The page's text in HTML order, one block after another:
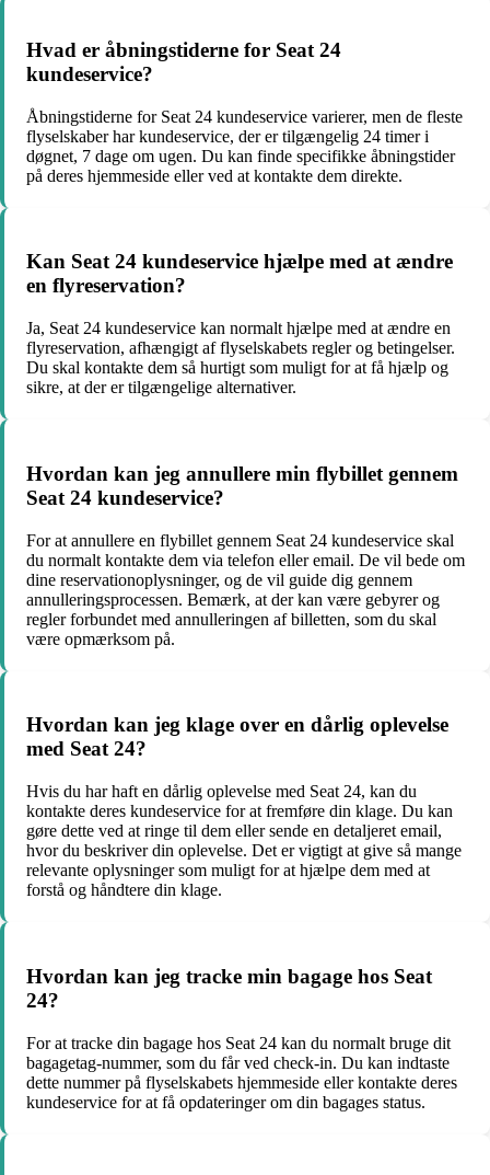
Hvad er åbningstiderne for Seat 24
kundeservice?
Åbningstiderne for Seat 24 kundeservice varierer, men de fleste
flyselskaber har kundeservice, der er tilgængelig 24 timer i
døgnet, 7 dage om ugen. Du kan finde specifikke åbningstider
på deres hjemmeside eller ved at kontakte dem direkte.
Kan Seat 24 kundeservice hjælpe med at ændre
en flyreservation?
Ja, Seat 24 kundeservice kan normalt hjælpe med at ændre en
flyreservation, afhængigt af flyselskabets regler og betingelser.
Du skal kontakte dem så hurtigt som muligt for at få hjælp og
sikre, at der er tilgængelige alternativer.
Hvordan kan jeg annullere min flybillet gennem
Seat 24 kundeservice?
For at annullere en flybillet gennem Seat 24 kundeservice skal
du normalt kontakte dem via telefon eller email. De vil bede om
dine reservationoplysninger, og de vil guide dig gennem
annulleringsprocessen. Bemærk, at der kan være gebyrer og
regler forbundet med annulleringen af billetten, som du skal
være opmærksom på.
Hvordan kan jeg klage over en dårlig oplevelse
med Seat 24?
Hvis du har haft en dårlig oplevelse med Seat 24, kan du
kontakte deres kundeservice for at fremføre din klage. Du kan
gøre dette ved at ringe til dem eller sende en detaljeret email,
hvor du beskriver din oplevelse. Det er vigtigt at give så mange
relevante oplysninger som muligt for at hjælpe dem med at
forstå og håndtere din klage.
Hvordan kan jeg tracke min bagage hos Seat
24?
For at tracke din bagage hos Seat 24 kan du normalt bruge dit
bagagetag-nummer, som du får ved check-in. Du kan indtaste
dette nummer på flyselskabets hjemmeside eller kontakte deres
kundeservice for at få opdateringer om din bagages status.